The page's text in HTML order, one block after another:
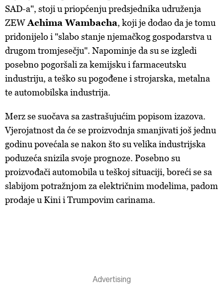
SAD-a", stoji u priopćenju predsjednika udruženja
ZEWAchima Wambacha, koji je dodao da je tomu
pridonijelo i "slabo stanje njemačkog gospodarstva u
drugom tromjesečju". Napominje da su se izgledi
posebno pogoršali za kemijsku i farmaceutsku
industriju, a teško su pogođene i strojarska, metalna
te automobilska industrija.
Merz se suočava sa zastrašujućim popisom izazova.
Vjerojatnost da će se proizvodnja smanjivati još jednu
godinu povećala se nakon što su velika industrijska
poduzeća snizila svoje prognoze. Posebno su
proizvođači automobila u teškoj situaciji, boreći se sa
slabijom potražnjom za električnim modelima, padom
prodaje u Kini i Trumpovim carinama.